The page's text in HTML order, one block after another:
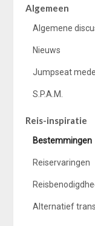
Algemeen
Algemene
Nieuws
Jumpseat
S.P.A.M.
Reis-inspiratie
Bestemmingen
Reiservaringen
Alternatief